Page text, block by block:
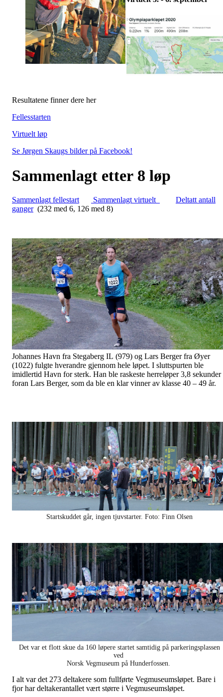
Resultatene finner dere her
Fellesstarten
Virtuelt løp
Se Jørgen Skaugs bilder på Facebook!
Sammenlagt etter 8 løp
Sammenlagt fellestart Sammenlagt virtuelt
Deltatt antall
ganger(232 med 6, 126 med 8)
Johannes Havn fra Stegaberg IL (979) og Lars Berger fra Øyer
(1022) fulgte hverandre gjennom hele løpet. I sluttspurten ble
imidlertid Havn for sterk. Han ble raskeste herreløper 3,8 sekunder
foran Lars Berger, som da ble en klar vinner av klasse 40 – 49 år.
Startskuddet går, ingen tjuvstarter. Foto: Finn Olsen
Det var et flott skue da 160 løpere startet samtidig på parkeringsplassen
ved
Norsk Vegmuseum på Hunderfossen.
I alt var det 273 deltakere som fullførte Vegmuseumsløpet. Bare i
fjor har deltakerantallet vært større i Vegmuseumsløpet.